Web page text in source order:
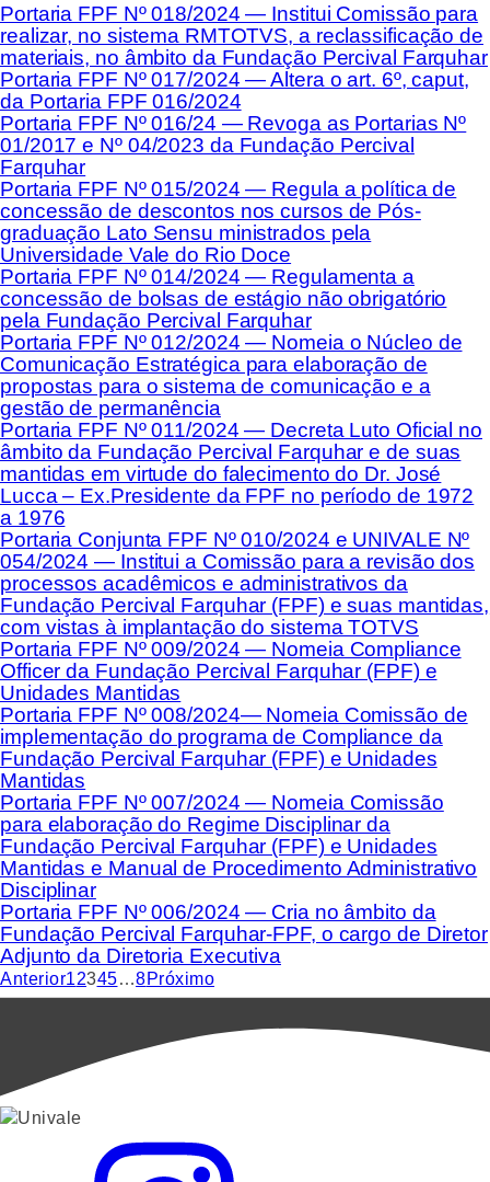
Portaria FPF Nº 018/2024 — Institui Comissão para
realizar, no sistema RMTOTVS, a reclassificação de
materiais, no âmbito da Fundação Percival Farquhar
Portaria FPF Nº 017/2024 — Altera o art. 6º, caput,
da Portaria FPF 016/2024
Portaria FPF Nº 016/24 — Revoga as Portarias Nº
01/2017 e Nº 04/2023 da Fundação Percival
Farquhar
Portaria FPF Nº 015/2024 — Regula a política de
concessão de descontos nos cursos de Pós-
graduação Lato Sensu ministrados pela
Universidade Vale do Rio Doce
Portaria FPF Nº 014/2024 — Regulamenta a
concessão de bolsas de estágio não obrigatório
pela Fundação Percival Farquhar
Portaria FPF Nº 012/2024 — Nomeia o Núcleo de
Comunicação Estratégica para elaboração de
propostas para o sistema de comunicação e a
gestão de permanência
Portaria FPF Nº 011/2024 — Decreta Luto Oficial no
âmbito da Fundação Percival Farquhar e de suas
mantidas em virtude do falecimento do Dr. José
Lucca – Ex.Presidente da FPF no período de 1972
a 1976
Portaria Conjunta FPF Nº 010/2024 e UNIVALE Nº
054/2024 — Institui a Comissão para a revisão dos
processos acadêmicos e administrativos da
Fundação Percival Farquhar (FPF) e suas mantidas,
com vistas à implantação do sistema TOTVS
Portaria FPF Nº 009/2024 — Nomeia Compliance
Officer da Fundação Percival Farquhar (FPF) e
Unidades Mantidas
Portaria FPF Nº 008/2024— Nomeia Comissão de
implementação do programa de Compliance da
Fundação Percival Farquhar (FPF) e Unidades
Mantidas
Portaria FPF Nº 007/2024 — Nomeia Comissão
para elaboração do Regime Disciplinar da
Fundação Percival Farquhar (FPF) e Unidades
Mantidas e Manual de Procedimento Administrativo
Disciplinar
Portaria FPF Nº 006/2024 — Cria no âmbito da
Fundação Percival Farquhar-FPF, o cargo de Diretor
Adjunto da Diretoria Executiva
Anterior12345…8Próximo